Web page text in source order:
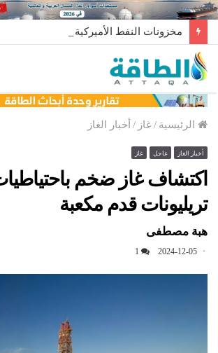
الرئيسية /غاز / أخبار الغاز
أخبار الغاز عاجل غاز
تريليونات قدم مكعبة
هبة مصطفى
2024-12-05
1